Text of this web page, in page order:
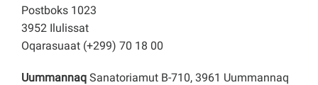
Postboks 1023
3952 Ilulissat
Oqarasuaat (+299) 70 18 00
Uummannaq Sanatoriamut B-710, 3961 Uummannaq